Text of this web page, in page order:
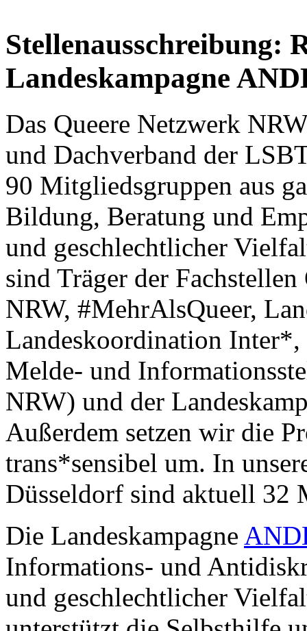
Stellenausschreibung:
Landeskampagne
Das Queere Netzwerk
und Dachverband der
90 Mitgliedsgruppen aus
Bildung, Beratung und
und geschlechtlicher
sind Träger der
NRW, #MehrAlsQueer,
Landeskoordination
Melde- und
NRW) und der
Außerdem setzen wir die
trans*sensibel um. In
Düsseldorf sind aktuell 32
Die Landeskampagne
Informations- und
und geschlechtlicher